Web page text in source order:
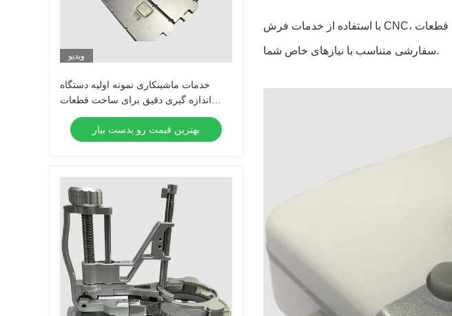
ویدیو
خدمات ماشینکاری نمونه اولیه دستگاه
اندازه گیری دقیق برای ساخت قطعات
سفارشی
بهترین قیمت رو بدست بیار
با استفاده از خدمات فرش CNC، شما می توانید از فرآیندهای تولید دقیق و قابل تکرار، زمان تولید کاهش یافته،و توانایی ایجاد قطعات
سفارشی متناسب با نیازهای خاص شما.